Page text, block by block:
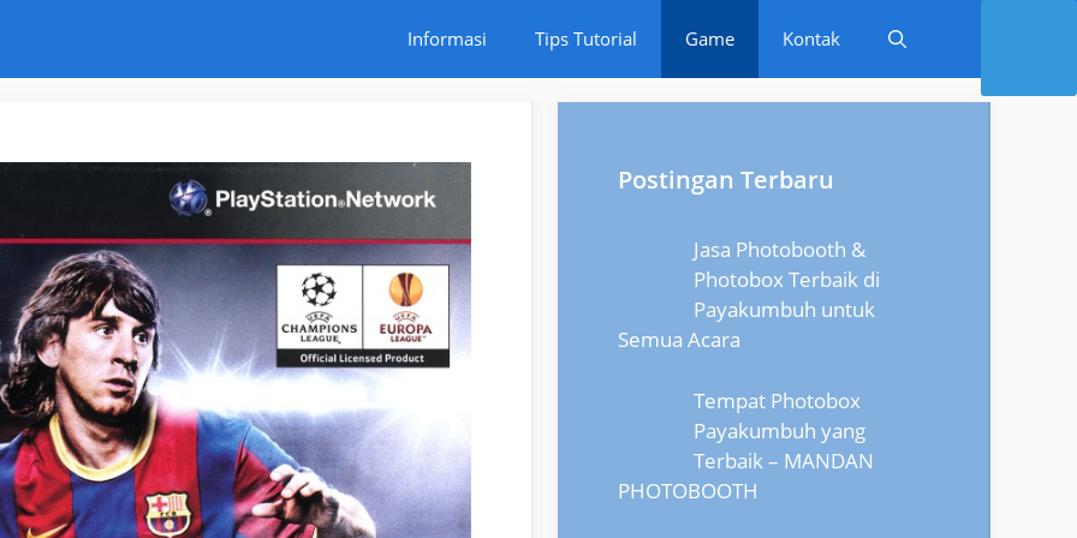
Informasi Tips Tutorial Game Kontak
Postingan Terbaru
Jasa Photobooth &
Photobox Terbaik di
Payakumbuh untuk
Semua Acara
Tempat Photobox
Payakumbuh yang
Terbaik – MANDAN
PHOTOBOOTH